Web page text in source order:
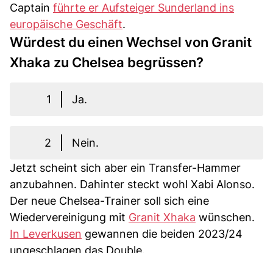
Captain führte er Aufsteiger Sunderland ins
europäische Geschäft.
Würdest du einen Wechsel von Granit
Xhaka zu Chelsea begrüssen?
1 Ja.
2
Nein.
Jetzt scheint sich aber ein Transfer-Hammer
anzubahnen. Dahinter steckt wohl Xabi Alonso.
Der neue Chelsea-Trainer soll sich eine
Wiedervereinigung mit Granit Xhaka wünschen.
In Leverkusen gewannen die beiden 2023/24
ungeschlagen das Double.